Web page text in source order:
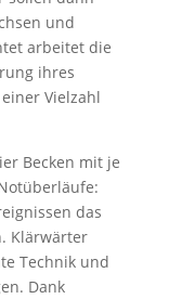
und
arbeitet die
ihres
Vielzahl
Becken mit je
das
Klärwärter
Technik und
Dank